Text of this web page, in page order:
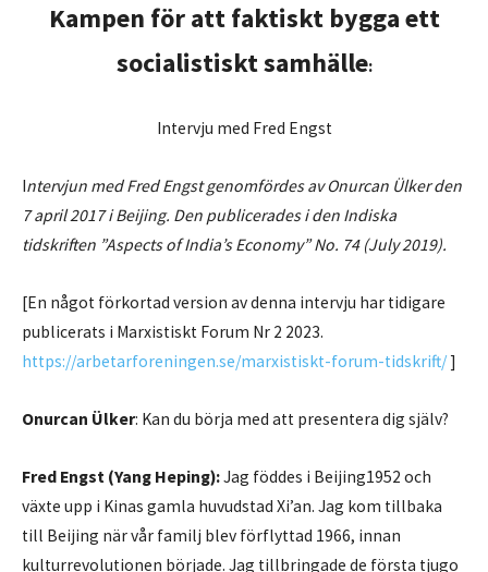
Kampen för att faktiskt bygga ett
socialistiskt samhälle:
Intervju med Fred Engst
Intervjun med Fred Engst genomfördes av Onurcan Ülker den
7 april 2017 i Beijing. Den publicerades i den Indiska
tidskriften ”Aspects of India’s Economy” No. 74 (July 2019).
[En något förkortad version av denna intervju har tidigare
publicerats i Marxistiskt Forum Nr 2 2023.
https://arbetarforeningen.se/marxistiskt-forum-tidskrift/ ]
Onurcan Ülker: Kan du börja med att presentera dig själv?
Fred Engst (Yang Heping):Jag föddes i Beijing1952 och
växte upp i Kinas gamla huvudstad Xi’an. Jag kom tillbaka
till Beijing när vår familj blev förflyttad 1966, innan
kulturrevolutionen började. Jag tillbringade de första tjugo